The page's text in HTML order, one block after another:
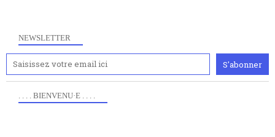
NEWSLETTER
. . . . BIENVENU·E . . . .